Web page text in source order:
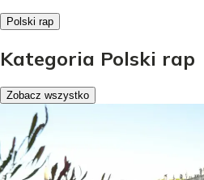
Polski rap
Kategoria Polski rap
Zobacz wszystko